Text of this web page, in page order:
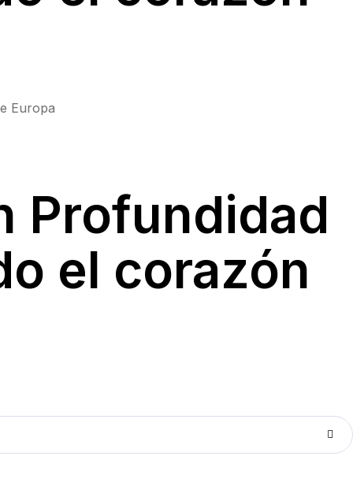
Europa
Profundidad
el corazón